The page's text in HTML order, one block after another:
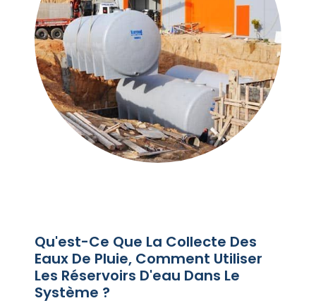
Qu'est-Ce Que La Collecte Des
Eaux De Pluie, Comment Utiliser
Les Réservoirs D'eau Dans Le
Système ?